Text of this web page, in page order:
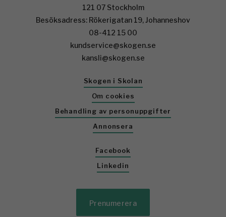
121 07 Stockholm
Besöksadress: Rökerigatan 19, Johanneshov
08-412 15 00
kundservice@skogen.se
kansli@skogen.se
Skogen i Skolan
Om cookies
Behandling av personuppgifter
Annonsera
Facebook
Linkedin
Prenumerera